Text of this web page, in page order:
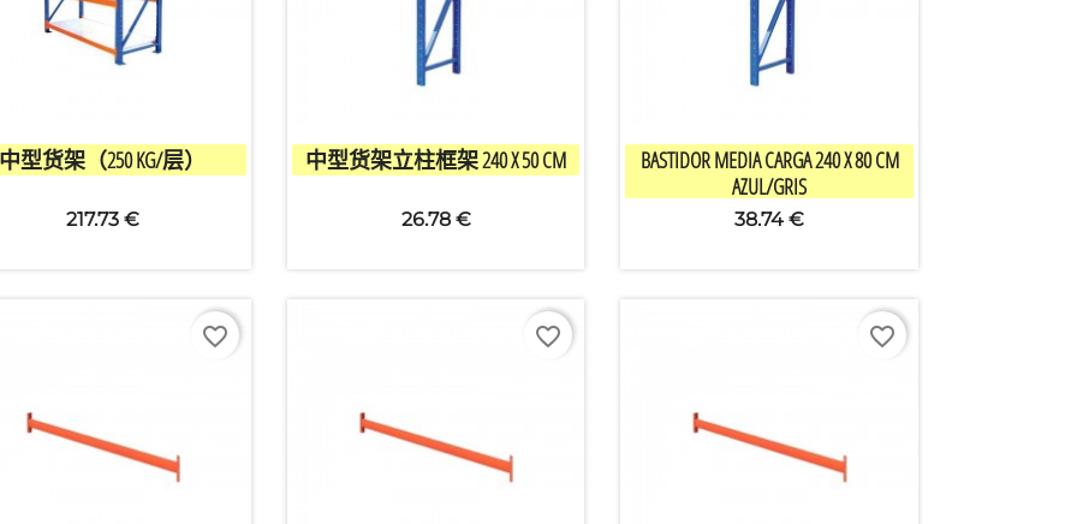
快速查看
中型货架（250 KG/层）
217.73 €
快速查看
中型货架立柱框架 240 X 50 CM
26.78 €
快速查看
BASTIDOR MEDIA CARGA 240 X 80 CM
AZUL/GRIS
38.74 €
favorite_border favorite_border favorite_border